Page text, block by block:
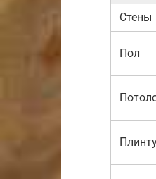
Стены
Пол